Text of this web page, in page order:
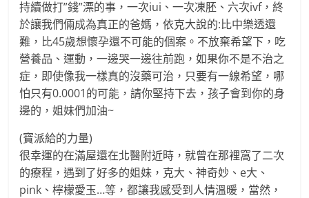
持續做打”錢”漂的事，一次iui、一次凍胚、六次ivf，終
於讓我們倆成為真正的爸媽，依克大說的:比中樂透還
難，比45歲想懷孕還不可能的個案。不放棄希望下，吃
營養品、運動，一邊哭一邊往前跑，如果你不是不治之
症，即使像我一樣真的沒藥可治，只要有一線希望，哪
怕只有0.0001的可能，請你堅持下去，孩子會到你的身
邊的，姐妹們加油~
(寶派給的力量)
很幸運的在滿屋還在北醫附近時，就曾在那裡窩了二次
的療程，遇到了好多的姐妹，克大、神奇妙、e大、
pink、檸檬愛玉…等，都讓我感受到人情溫暖，當然，